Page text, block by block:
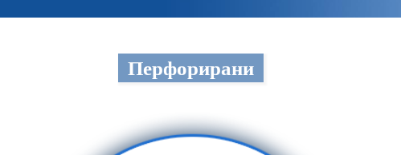
Перфорирани